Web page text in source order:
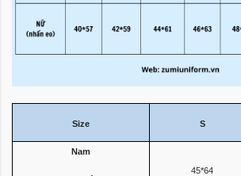
Size S
Nam
45*64